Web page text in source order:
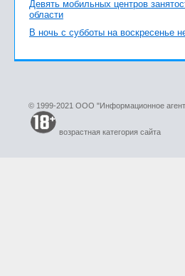
Девять мобильных центров
области
В ночь с субботы на воскресенье
© 1999-2021 ООО "Информационное
возрастная категория сайта